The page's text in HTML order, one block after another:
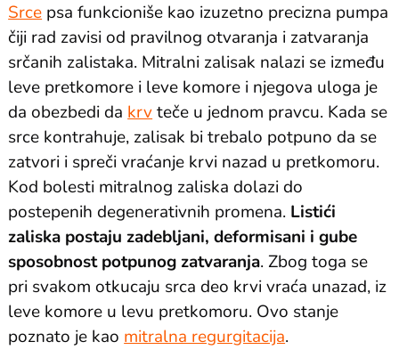
Srcepsa funkcioniše kao izuzetno precizna pumpa
čiji rad zavisi od pravilnog otvaranja i zatvaranja
srčanih zalistaka. Mitralni zalisak nalazi se između
leve pretkomore i leve komore i njegova uloga je
da obezbedi dakrvteče u jednom pravcu. Kada se
srce kontrahuje, zalisak bi trebalo potpuno da se
zatvori i spreči vraćanje krvi nazad u pretkomoru.
Kod bolesti mitralnog zaliska dolazi do
postepenih degenerativnih promena. Listići
zaliska postaju zadebljani, deformisani i gube
sposobnost potpunog zatvaranja. Zbog toga se
pri svakom otkucaju srca deo krvi vraća unazad, iz
leve komore u levu pretkomoru. Ovo stanje
poznato je kaomitralna regurgitacija.